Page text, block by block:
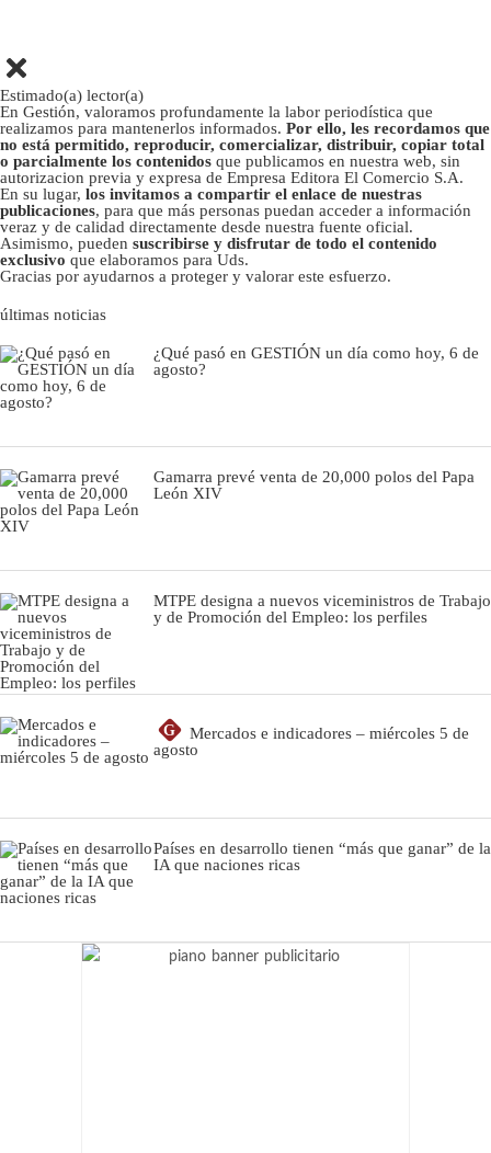
Estimado(a) lector(a)
En Gestión, valoramos profundamente la labor periodística que
realizamos para mantenerlos informados. Por ello, les recordamos que
no está permitido, reproducir, comercializar, distribuir, copiar total
o parcialmente los contenidos que publicamos en nuestra web, sin
autorizacion previa y expresa de Empresa Editora El Comercio S.A.
En su lugar, los invitamos a compartir el enlace de nuestras
publicaciones, para que más personas puedan acceder a información
veraz y de calidad directamente desde nuestra fuente oficial.
Asimismo, pueden suscribirse y disfrutar de todo el contenido
exclusivo que elaboramos para Uds.
Gracias por ayudarnos a proteger y valorar este esfuerzo.
últimas noticias
¿Qué pasó en GESTIÓN un día como hoy, 6 de
agosto?
Gamarra prevé venta de 20,000 polos del Papa
León XIV
MTPE designa a nuevos viceministros de Trabajo
y de Promoción del Empleo: los perfiles
G
Mercados e indicadores – miércoles 5 de
agosto
Países en desarrollo tienen “más que ganar” de la
IA que naciones ricas